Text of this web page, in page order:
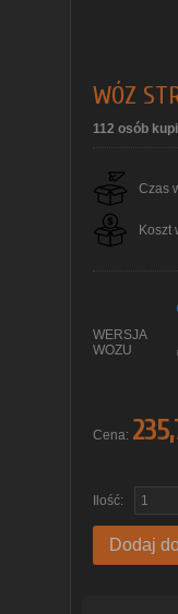
WÓZ
112 osób
Czas
Koszt
WERSJA
WOZU
Cena:
Ilość:
Dodaj